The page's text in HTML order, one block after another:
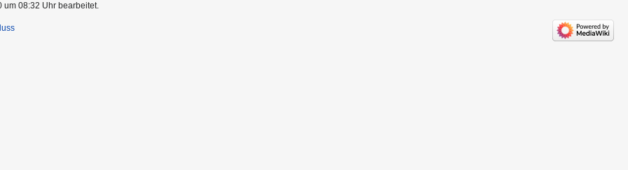
um 08:32 Uhr bearbeitet.